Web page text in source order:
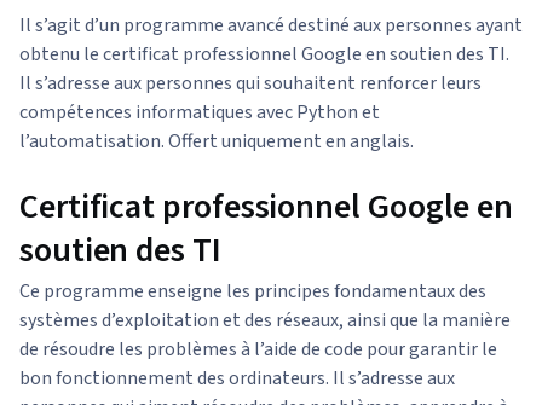
Il s’agit d’un programme avancé destiné aux personnes ayant
obtenu le certificat professionnel Google en soutien des TI.
Il s’adresse aux personnes qui souhaitent renforcer leurs
compétences informatiques avec Python et
l’automatisation. Offert uniquement en anglais.
Certificat professionnel Google en
soutien des TI
Ce programme enseigne les principes fondamentaux des
systèmes d’exploitation et des réseaux, ainsi que la manière
de résoudre les problèmes à l’aide de code pour garantir le
bon fonctionnement des ordinateurs. Il s’adresse aux